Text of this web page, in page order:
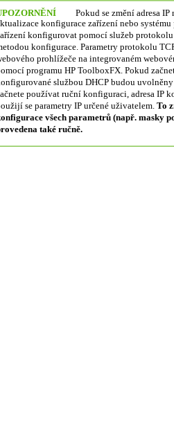
Pokud se změní adresa
konfigurace zařízení nebo
konfigurovat pomocí služeb
konfigurace. Parametry protokolu
prohlížeče na integrovaném
programu HP ToolboxFX. Pokud
službou DHCP budou
používat ruční konfiguraci, adresa IP
se parametry IP určené uživatelem.To
všech parametrů (např. masky
také ručně.